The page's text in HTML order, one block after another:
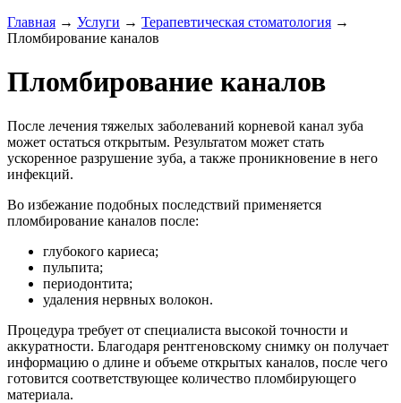
Главная → Услуги → Терапевтическая стоматология →
Пломбирование каналов
Пломбирование каналов
После лечения тяжелых заболеваний корневой канал зуба
может остаться открытым. Результатом может стать
ускоренное разрушение зуба, а также проникновение в него
инфекций.
Во избежание подобных последствий применяется
пломбирование каналов после:
глубокого кариеса;
пульпита;
периодонтита;
удаления нервных волокон.
Процедура требует от специалиста высокой точности и
аккуратности. Благодаря рентгеновскому снимку он получает
информацию о длине и объеме открытых каналов, после чего
готовится соответствующее количество пломбирующего
материала.